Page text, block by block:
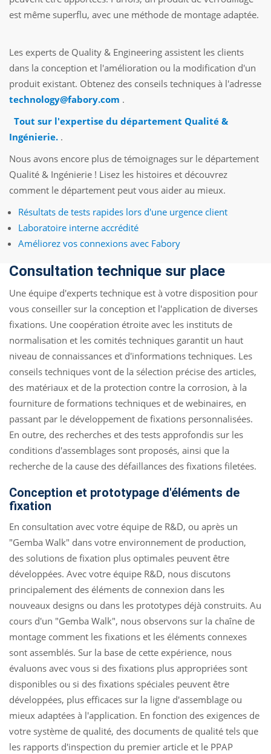
est même superflu, avec une méthode de montage adaptée.
Les experts de Quality & Engineering assistent les clients
dans la conception et l'amélioration ou la modification d'un
produit existant. Obtenez des conseils techniques à l'adresse
technology@fabory.com .
Tout sur l'expertise du département Qualité &
Ingénierie. .
Nous avons encore plus de témoignages sur le département
Qualité & Ingénierie ! Lisez les histoires et découvrez
comment le département peut vous aider au mieux.
Résultats de tests rapides lors d'une urgence client
Laboratoire interne accrédité
Améliorez vos connexions avec Fabory
Consultation technique sur place
Une équipe d'experts technique est à votre disposition pour
vous conseiller sur la conception et l'application de diverses
fixations. Une coopération étroite avec les instituts de
normalisation et les comités techniques garantit un haut
niveau de connaissances et d'informations techniques. Les
conseils techniques vont de la sélection précise des articles,
des matériaux et de la protection contre la corrosion, à la
fourniture de formations techniques et de webinaires, en
passant par le développement de fixations personnalisées.
En outre, des recherches et des tests approfondis sur les
conditions d'assemblages sont proposés, ainsi que la
recherche de la cause des défaillances des fixations filetées.
Conception et prototypage d'éléments de
fixation
En consultation avec votre équipe de R&D, ou après un
"Gemba Walk" dans votre environnement de production,
des solutions de fixation plus optimales peuvent être
développées. Avec votre équipe R&D, nous discutons
principalement des éléments de connexion dans les
nouveaux designs ou dans les prototypes déjà construits. Au
cours d'un "Gemba Walk", nous observons sur la chaîne de
montage comment les fixations et les éléments connexes
sont assemblés. Sur la base de cette expérience, nous
évaluons avec vous si des fixations plus appropriées sont
disponibles ou si des fixations spéciales peuvent être
développées, plus efficaces sur la ligne d'assemblage ou
mieux adaptées à l'application. En fonction des exigences de
votre système de qualité, des documents de qualité tels que
les rapports d'inspection du premier article et le PPAP